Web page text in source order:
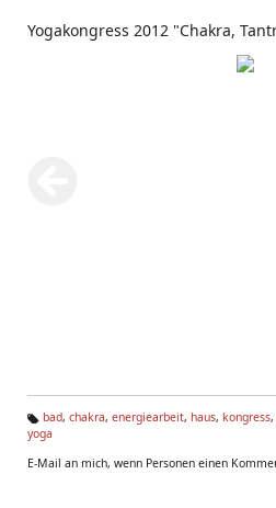
Yogakongress 2012 "Chakra,
Ta
s:
bad, chakra, energiearbeit, haus, kongress,
yoga
E-Mail an mich, wenn Personen einen